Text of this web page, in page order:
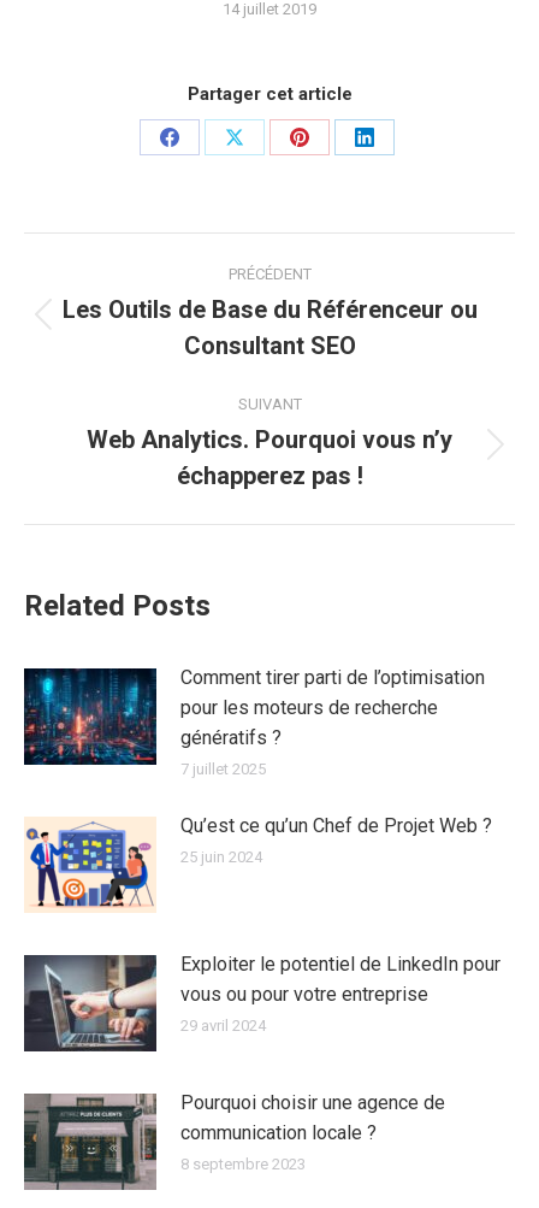
14 juillet 2019
Partager cet article
PartagerPartagerPartagerPartager
article
PRÉCÉDENT
précédent
Les Outils de Base du Référenceur ou
Consultant SEO
SUIVANT
Article
suivant
Web Analytics. Pourquoi vous n’y
échapperez pas !
Related Posts
Comment tirer parti de l’optimisation
pour les moteurs de recherche
génératifs ?
7 juillet 2025
Qu’est ce qu’un Chef de Projet Web ?
25 juin 2024
Exploiter le potentiel de LinkedIn pour
vous ou pour votre entreprise
29 avril 2024
Pourquoi choisir une agence de
communication locale ?
8 septembre 2023